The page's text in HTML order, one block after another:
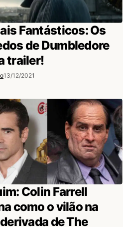
Fantásticos: Os
de Dumbledore
trailer!
13/12/2021
Colin Farrell
como o vilão na
de The